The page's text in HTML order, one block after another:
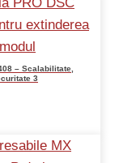
– Scalabilitate,
3